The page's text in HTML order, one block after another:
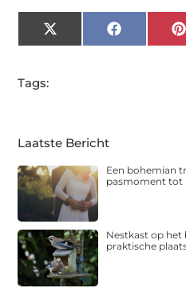
X
(Twitter)
Facebook
Tags:
Laatste Bericht
Een bohemian
pasmoment tot
Nestkast op het
praktische